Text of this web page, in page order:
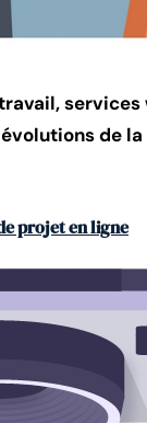
de
projet en ligne